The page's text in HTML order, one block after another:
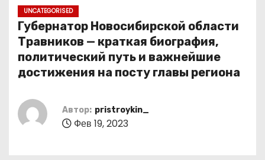
UNCATEGORISED
Губернатор Новосибирской области
Травников — краткая биография,
политический путь и важнейшие
достижения на посту главы региона
Автор: pristroykin_
Фев 19, 2023